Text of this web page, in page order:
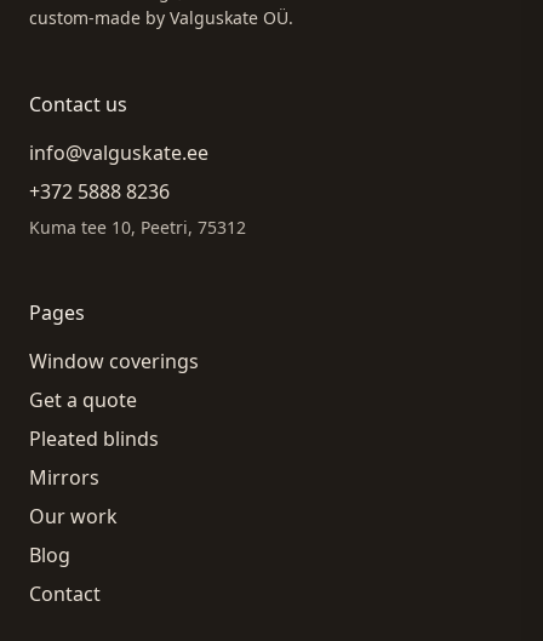
custom-made by Valguskate OÜ.
Contact us
info@valguskate.ee
+372 5888 8236
Kuma tee 10, Peetri, 75312
Pages
Window coverings
Get a quote
Pleated blinds
Mirrors
Our work
Blog
Contact